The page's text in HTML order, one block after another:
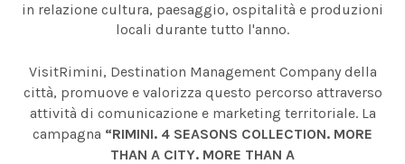
in relazione cultura, paesaggio, ospitalità e produzioni
locali durante tutto l'anno.
VisitRimini, Destination Management Company della
città, promuove e valorizza questo percorso attraverso
attività di comunicazione e marketing territoriale. La
campagna “RIMINI. 4 SEASONS COLLECTION. MORE
THAN A CITY. MORE THAN A